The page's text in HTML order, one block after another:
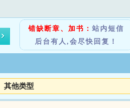
错缺断章、加书： 站内短信
后台有人,会尽快回复！
其他类型